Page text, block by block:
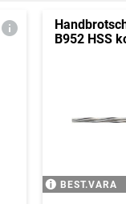
B952 HSS
BEST.VARA